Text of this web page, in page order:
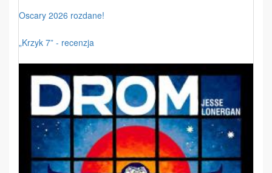
Oscary 2026 rozdane!
„Krzyk 7” - recenzja